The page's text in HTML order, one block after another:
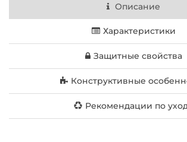
Описание
Характеристики
Защитные свойства
Конструктивные
Рекомендации по